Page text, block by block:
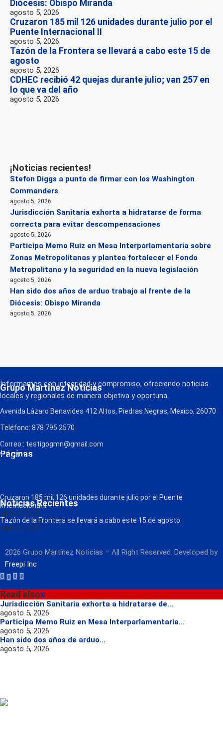
Diócesis: Obispo Miranda
agosto 5, 2026
Cruzaron 185 mil 126 unidades durante julio por el
Puente Internacional II
agosto 5, 2026
Tazón de la Frontera se llevará a cabo este 15 de
agosto
agosto 5, 2026
CDHEC recibió 42 quejas durante julio; van 257 en
lo que va del año
agosto 5, 2026
¡Noticias recientes!
Stefon Diggs a punto de firmar con los Washington
Commanders
agosto 5, 2026
Jurisdicción Sanitaria exhorta a hidratarse de forma
correcta para evitar descompensaciones
agosto 5, 2026
Participa Memo Ruiz en Mesa Interparlamentaria sobre
Zonas Metropolitanas y plantea fortalecer el Fondo
Metropolitano y la seguridad en la nueva legislación
agosto 5, 2026
Han sido dos años de arduo trabajo al frente de la
Diócesis: Obispo Miranda
agosto 5, 2026
Grupo Martínez Noticias
Informamos con integridad y compromiso, ofreciendo noticias
locales y regionales de manera objetiva y oportuna.
Avenida Lázaro Benavides 412 Altos, Piedras Negras, Mexico, 26070
Teléfono: 878 795 2570
Correo:: testigogmn@gmail.com
Páginas
¡Descarga nuestra App!
FM Globo
Radio
Noticias Recientes
Cruzaron 185 mil 126 unidades durante julio por el Puente
Internacional II
agosto 5, 2026
Tazón de la Frontera se llevará a cabo este 15 de agosto
agosto 5, 2026
2026 Grupo Martínez Noticias – All Right Reserved. Developed by
Freepi Inc
Read alsox
Jurisdicción Sanitaria exhorta a hidratarse de...
agosto 5, 2026
Participa Memo Ruiz en Mesa Interparlamentaria...
agosto 5, 2026
Han sido dos años de arduo...
agosto 5, 2026